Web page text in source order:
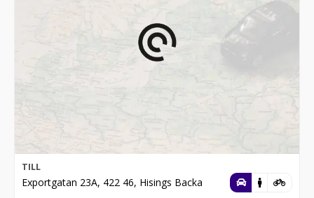
TILL
Exportgatan 23A, 422 46, Hisings Backa